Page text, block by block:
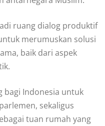
ruang dialog produktif
merumuskan solusi
baik dari aspek
bagi Indonesia untuk
sekaligus
tuan rumah yang